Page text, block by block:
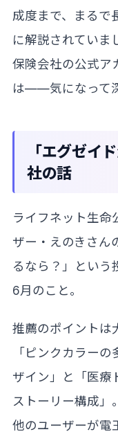
成度まで、まるで
に解説されていま
保険会社の公式ア
は——気になって
「エグゼイ
社の話
ライフネット生命
ザー・えのきさん
るなら？」という
6月のこと。
推薦のポイントは
「ピンクカラー
ザイン」と「医療
ストーリー構成」。
他のユーザーが電